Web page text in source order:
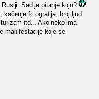
Sad je pitanje koju?
kačenje fotografija, broj ljudi
itd... Ako neko ima
manifestacije koje se